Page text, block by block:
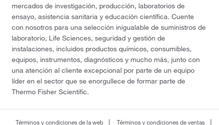
mercados de investigación, producción, laboratorios de
ensayo, asistencia sanitaria y educación científica. Cuente
con nosotros para una selección inigualable de suministros de
laboratorio, Life Sciences, seguridad y gestión de
instalaciones, incluidos productos químicos, consumibles,
equipos, instrumentos, diagnósticos y mucho más, junto con
una atención al cliente excepcional por parte de un equipo
líder en el sector que se enorgullece de formar parte de
Thermo Fisher Scientific.
Términos y condiciones de la web Términos y condiciones de ventas